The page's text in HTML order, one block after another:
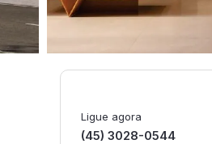
Ligue agora
(45) 3028-0544